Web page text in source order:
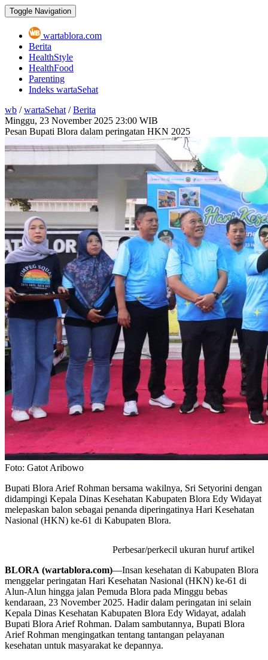
Toggle Navigation
wartablora.com
Berita
HealthStyle
HealthFood
Parenting
Indeks wartaSehat
wb /wartaSehat /Berita
Minggu, 23 November 2025 23:00 WIB
Pesan Bupati Blora dalam peringatan HKN 2025
Foto: Gatot Aribowo
Bupati Blora Arief Rohman bersama wakilnya, Sri Setyorini dengan
didampingi Kepala Dinas Kesehatan Kabupaten Blora Edy Widayat
melepaskan balon sebagai penanda diperingatinya Hari Kesehatan
Nasional (HKN) ke-61 di Kabupaten Blora.
Perbesar/perkecil ukuran huruf artikel
BLORA (wartablora.com)—Insan kesehatan di Kabupaten Blora
menggelar peringatan Hari Kesehatan Nasional (HKN) ke-61 di
Alun-Alun hingga jalan Pemuda Blora pada Minggu bebas
kendaraan, 23 November 2025. Hadir dalam peringatan ini selain
Kepala Dinas Kesehatan Kabupaten Blora Edy Widayat, adalah
Bupati Blora Arief Rohman. Dalam sambutannya, Bupati Blora
Arief Rohman mengingatkan tentang tantangan pelayanan
kesehatan untuk masyarakat ke depannya.